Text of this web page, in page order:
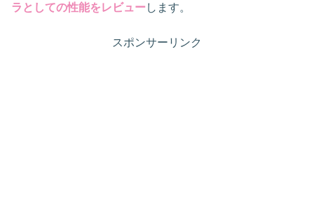
ラとしての性能をレビューします。
スポンサーリンク